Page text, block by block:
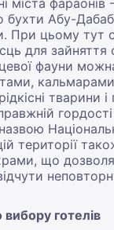
міста фараонів
бухти Абу-
При цьому тут
для зайняття
фауни
тварини і
території
що
готелів